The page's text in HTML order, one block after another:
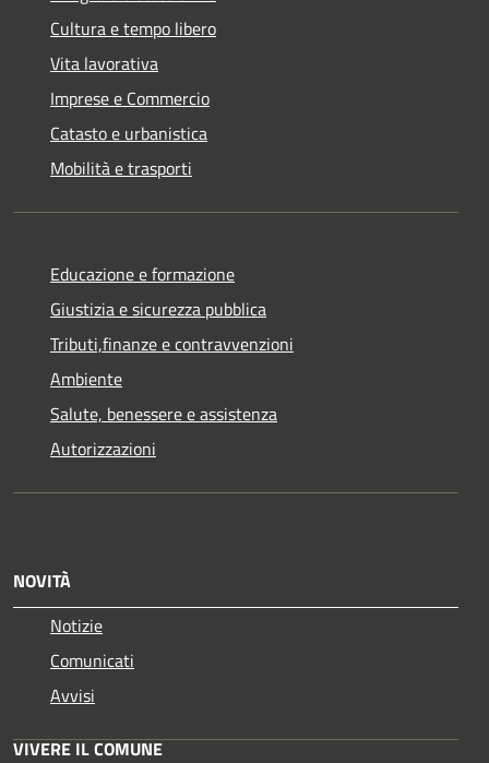
Cultura e tempo libero
Vita lavorativa
Imprese e Commercio
Catasto e urbanistica
Mobilità e trasporti
Educazione e formazione
Giustizia e sicurezza pubblica
Tributi,finanze e contravvenzioni
Ambiente
Salute, benessere e assistenza
Autorizzazioni
NOVITÀ
Notizie
Comunicati
Avvisi
VIVERE IL COMUNE